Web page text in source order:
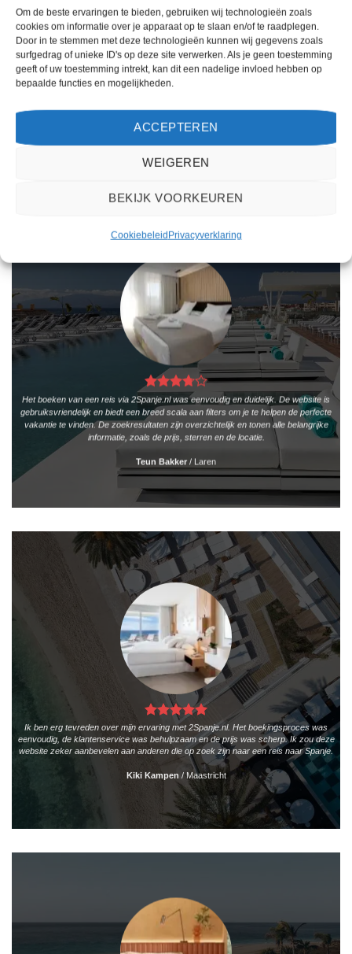
Om de beste ervaringen te bieden, gebruiken wij technologieën zoals
cookies om informatie over je apparaat op te slaan en/of te raadplegen.
Door in te stemmen met deze technologieën kunnen wij gegevens zoals
surfgedrag of unieke ID's op deze site verwerken. Als je geen toestemming
geeft of uw toestemming intrekt, kan dit een nadelige invloed hebben op
bepaalde functies en mogelijkheden.
ACCEPTEREN
WEIGEREN
BEKIJK VOORKEUREN
CookiebeleidPrivacyverklaring
Gewaardeerd
4.5uit 5
€533,00
Hotel Kaktus Playa - logies en ontbijt
is een 4.5 sterren accommodatie in
Calella. U boekt deze reis direct bij
onze partner Sunweb. Nu vanaf
EUR 533.00 per persoon.
PRIJZEN EN BOEKEN
Gewaardeerd
4uit 5
€466,00
Aqua Hotel Bertran Park is een 4
sterren accommodatie in Lloret de
Mar. U boekt deze reis direct bij
onze partner Sunweb. Nu vanaf
PRIJZEN EN BOEKEN
Het boeken van een reis via 2Spanje.nl was eenvoudig en duidelijk. De website is
gebruiksvriendelijk en biedt een breed scala aan filters om je te helpen de perfecte
vakantie te vinden. De zoekresultaten zijn overzichtelijk en tonen alle belangrijke
informatie, zoals de prijs, sterren en de locatie.
Teun Bakker / Laren
Ik ben erg tevreden over mijn ervaring met 2Spanje.nl. Het boekingsproces was
eenvoudig, de klantenservice was behulpzaam en de prijs was scherp. Ik zou deze
website zeker aanbevelen aan anderen die op zoek zijn naar een reis naar Spanje.
Kiki Kampen /Maastricht